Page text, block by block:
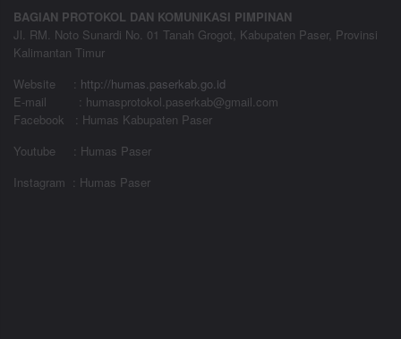
BAGIAN PROTOKOL DAN KOMUNIKASI PIMPINAN
Jl. RM. Noto Sunardi No. 01 Tanah Grogot, Kabupaten Paser, Provinsi
Kalimantan Timur
Website
: http://humas.paserkab.go.id
E-mail : humasprotokol.paserkab@gmail.com
Facebook : Humas Kabupaten Paser
Youtube : Humas Paser
Instagram : Humas Paser